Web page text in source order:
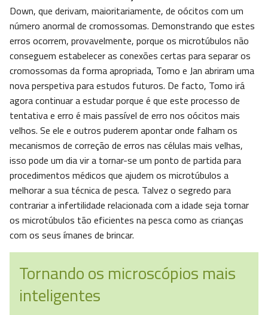
Down, que derivam, maioritariamente, de oócitos com um
número anormal de cromossomas. Demonstrando que estes
erros ocorrem, provavelmente, porque os microtúbulos não
conseguem estabelecer as conexões certas para separar os
cromossomas da forma apropriada, Tomo e Jan abriram uma
nova perspetiva para estudos futuros. De facto, Tomo irá
agora continuar a estudar porque é que este processo de
tentativa e erro é mais passível de erro nos oócitos mais
velhos. Se ele e outros puderem apontar onde falham os
mecanismos de correção de erros nas células mais velhas,
isso pode um dia vir a tornar-se um ponto de partida para
procedimentos médicos que ajudem os microtúbulos a
melhorar a sua técnica de pesca. Talvez o segredo para
contrariar a infertilidade relacionada com a idade seja tornar
os microtúbulos tão eficientes na pesca como as crianças
com os seus ímanes de brincar.
Tornando os microscópios mais
inteligentes